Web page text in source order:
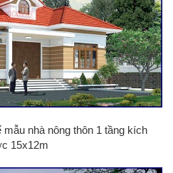
nhà nông thôn 1 tầng kích
15x12m